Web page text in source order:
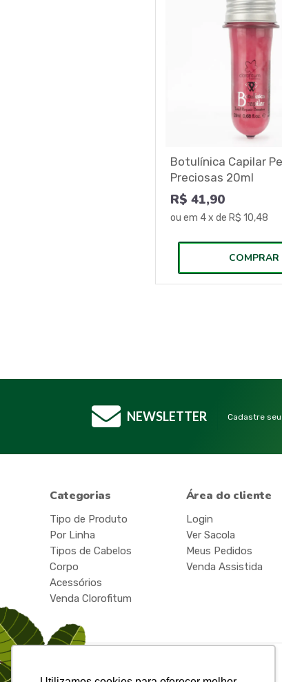
Botulínica Capilar
Preciosas 20ml
R$ 41,90
ou em 4x de R$ 10,48
COMPRAR
NEWSLETTER Cadastre
Categorias
Tipo de Produto
Por Linha
Tipos de Cabelos
Corpo
Acessórios
Venda Clorofitum
Área do cliente
Login
Ver Sacola
Meus Pedidos
Venda Assistida